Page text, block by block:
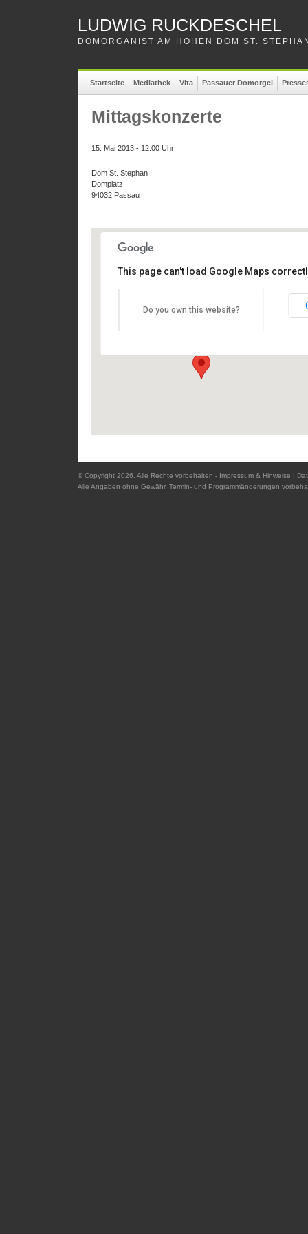
LUDWIG RUCKDESCHEL
DOMORGANIST AM HOHEN DOM ST.
Startseite Mediathek Vita Passauer Domorgel
Mittagskonzerte
15. Mai 2013 - 12:00 Uhr
Dom St. Stephan
Domplatz
94032 Passau
Dom St. Stephan
This page can't load Google Maps
Do you own this website?
© Copyright 2026. Alle Rechte vorbehalten - Impressum & Hinweise |
Alle Angaben ohne Gewähr, Termin- und Programmänderungen